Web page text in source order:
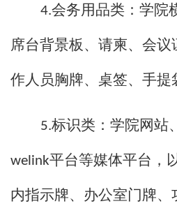
4.会务用品类： 学院
席台背景板、请柬、会
作人员胸牌、桌签、手提
5.标识类： 学院网站
welink平台等媒体平台，
内指示牌、办公室门牌、